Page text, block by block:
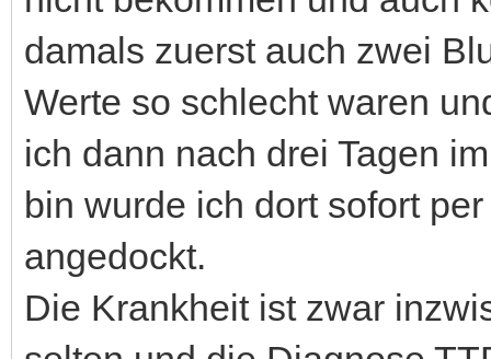
damals zuerst auch zwei
Werte so schlecht waren
ich dann nach drei Tagen
bin wurde ich dort sofort
angedockt.
Die Krankheit ist zwar